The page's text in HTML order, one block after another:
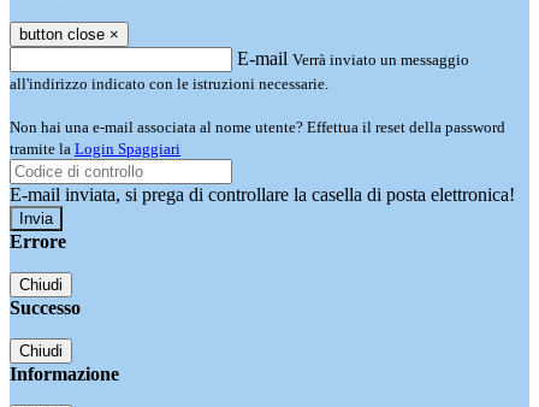
button close ×
E-mail Verrà inviato un messaggio
all'indirizzo indicato con le istruzioni necessarie.
Non hai una e-mail associata al nome utente? Effettua il reset della password
tramite la Login Spaggiari
E-mail inviata, si prega di controllare la casella di posta elettronica!
Errore
Chiudi
Successo
Chiudi
Informazione